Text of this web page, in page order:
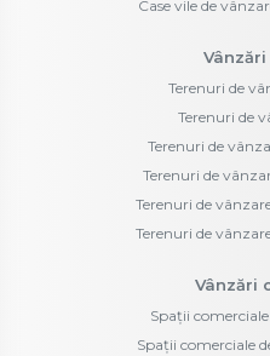
Case vile de
Terenuri de
Terenuri de
Terenuri de
Terenuri de
Terenuri de
Terenuri de
Vânzări
Spații
Spații comerciale